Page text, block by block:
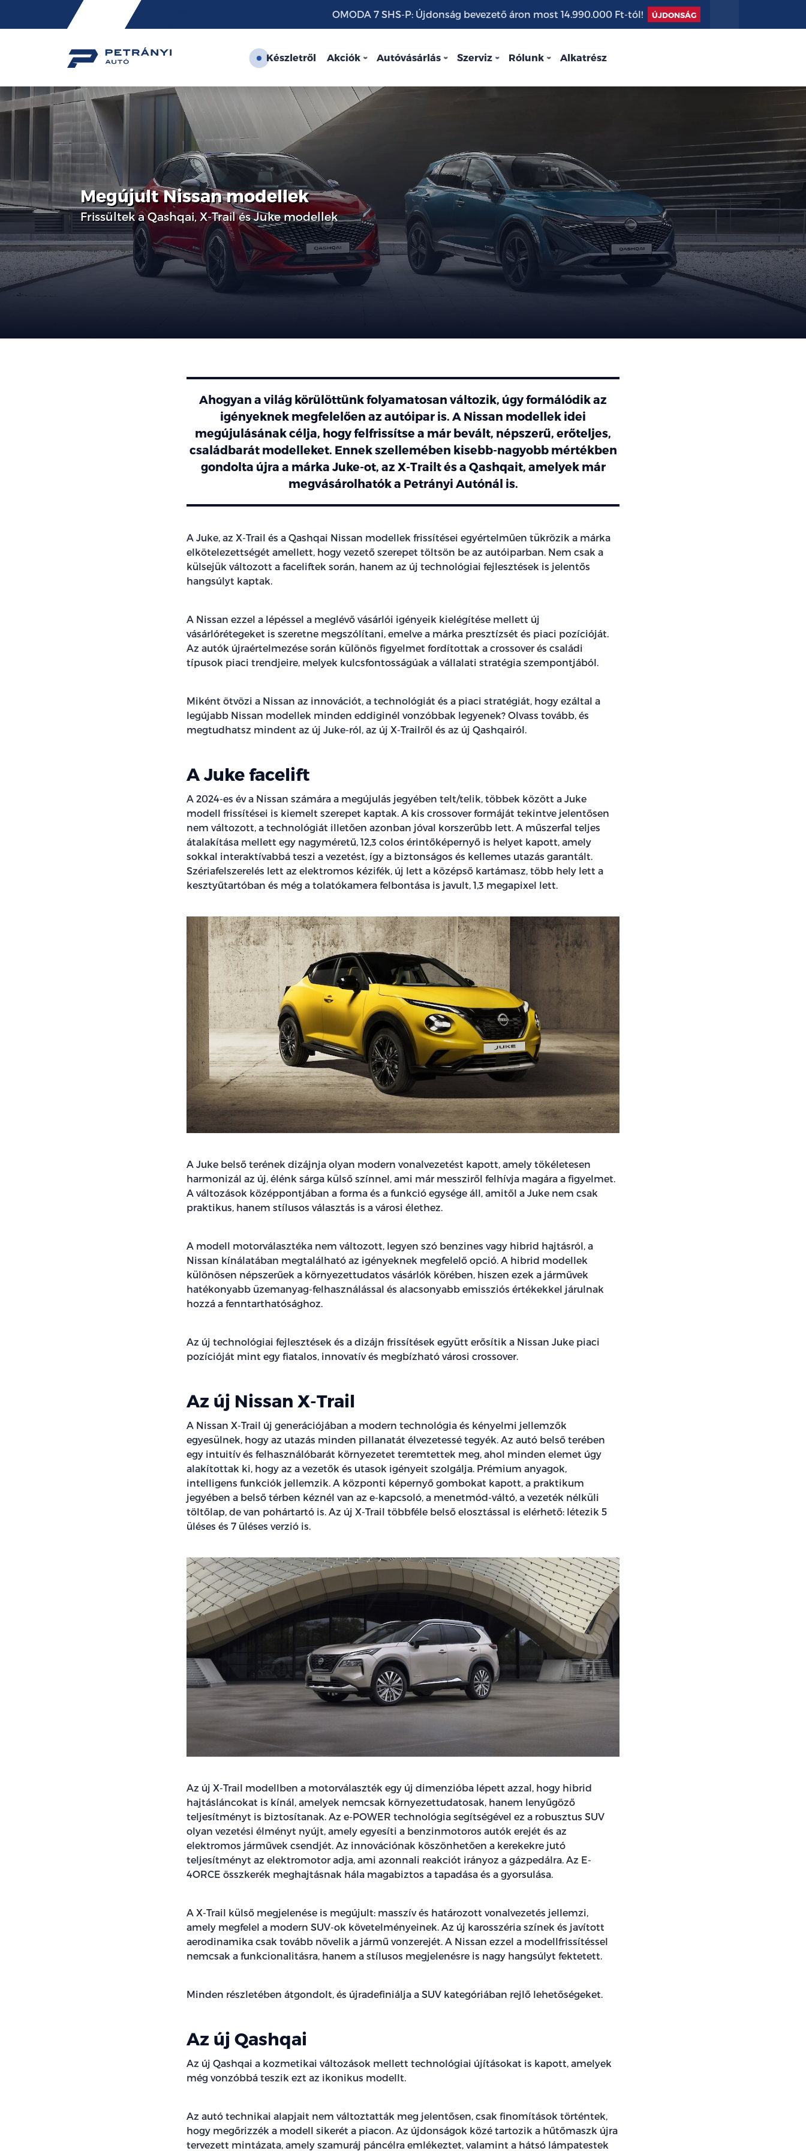
Friss
hírek
OMODA 7 SHS-P: Újdonság bevezető áron most 14.990.000 Ft-tól! ÚJDONSÁG
Készletről Akciók Autóvásárlás Szerviz Rólunk Alkatrész
Megújult Nissan modellek
Frissültek a Qashqai, X-Trail és Juke modellek
Ahogyan a világ körülöttünk folyamatosan változik, úgy formálódik az
igényeknek megfelelően az autóipar is. A Nissan modellek idei
megújulásának célja, hogy felfrissítse a már bevált, népszerű, erőteljes,
családbarát modelleket. Ennek szellemében kisebb-nagyobb mértékben
gondolta újra a márka Juke-ot, az X-Trailt és a Qashqait, amelyek már
megvásárolhatók a Petrányi Autónál is.
A Juke, az X-Trail és a Qashqai Nissan modellek frissítései egyértelműen tükrözik a márka
elkötelezettségét amellett, hogy vezető szerepet töltsön be az autóiparban. Nem csak a
külsejük változott a faceliftek során, hanem az új technológiai fejlesztések is jelentős
hangsúlyt kaptak.
A Nissan ezzel a lépéssel a meglévő vásárlói igényeik kielégítése mellett új
vásárlórétegeket is szeretne megszólítani, emelve a márka presztízsét és piaci pozícióját.
Az autók újraértelmezése során különös figyelmet fordítottak a crossover és családi
típusok piaci trendjeire, melyek kulcsfontosságúak a vállalati stratégia szempontjából.
Miként ötvözi a Nissan az innovációt, a technológiát és a piaci stratégiát, hogy ezáltal a
legújabb Nissan modellek minden eddiginél vonzóbbak legyenek? Olvass tovább, és
megtudhatsz mindent az új Juke-ról, az új X-Trailről és az új Qashqairól.
A Juke facelift
A 2024-es év a Nissan számára a megújulás jegyében telt/telik, többek között a Juke
modell frissítései is kiemelt szerepet kaptak. A kis crossover formáját tekintve jelentősen
nem változott, a technológiát illetően azonban jóval korszerűbb lett. A műszerfal teljes
átalakítása mellett egy nagyméretű, 12,3 colos érintőképernyő is helyet kapott, amely
sokkal interaktívabbá teszi a vezetést, így a biztonságos és kellemes utazás garantált.
Szériafelszerelés lett az elektromos kézifék, új lett a középső kartámasz, több hely lett a
kesztyűtartóban és még a tolatókamera felbontása is javult, 1,3 megapixel lett.
A Juke belső terének dizájnja olyan modern vonalvezetést kapott, amely tökéletesen
harmonizál az új, élénk sárga külső színnel, ami már messziről felhívja magára a figyelmet.
A változások középpontjában a forma és a funkció egysége áll, amitől a Juke nem csak
praktikus, hanem stílusos választás is a városi élethez.
A modell motorválasztéka nem változott, legyen szó benzines vagy hibrid hajtásról, a
Nissan kínálatában megtalálható az igényeknek megfelelő opció. A hibrid modellek
különösen népszerűek a környezettudatos vásárlók körében, hiszen ezek a járművek
hatékonyabb üzemanyag-felhasználással és alacsonyabb emissziós értékekkel járulnak
hozzá a fenntarthatósághoz.
Az új technológiai fejlesztések és a dizájn frissítések együtt erősítik a Nissan Juke piaci
pozícióját mint egy fiatalos, innovatív és megbízható városi crossover.
Az új Nissan X-Trail
A Nissan X-Trail új generációjában a modern technológia és kényelmi jellemzők
egyesülnek, hogy az utazás minden pillanatát élvezetessé tegyék. Az autó belső terében
egy intuitív és felhasználóbarát környezetet teremtettek meg, ahol minden elemet úgy
alakítottak ki, hogy az a vezetők és utasok igényeit szolgálja. Prémium anyagok,
intelligens funkciók jellemzik. A központi képernyő gombokat kapott, a praktikum
jegyében a belső térben kéznél van az e-kapcsoló, a menetmód-váltó, a vezeték nélküli
töltőlap, de van pohártartó is. Az új X-Trail többféle belső elosztással is elérhető: létezik 5
üléses és 7 üléses verzió is.
Az új X-Trail modellben a motorválaszték egy új dimenzióba lépett azzal, hogy hibrid
hajtásláncokat is kínál, amelyek nemcsak környezettudatosak, hanem lenyűgöző
teljesítményt is biztosítanak. Az e-POWER technológia segítségével ez a robusztus SUV
olyan vezetési élményt nyújt, amely egyesíti a benzinmotoros autók erejét és az
elektromos járművek csendjét. Az innovációnak köszönhetően a kerekekre jutó
teljesítményt az elektromotor adja, ami azonnali reakciót irányoz a gázpedálra. Az E-
4ORCE összkerék meghajtásnak hála magabiztos a tapadása és a gyorsulása.
A X-Trail külső megjelenése is megújult: masszív és határozott vonalvezetés jellemzi,
amely megfelel a modern SUV-ok követelményeinek. Az új karosszéria színek és javított
aerodinamika csak tovább növelik a jármű vonzerejét. A Nissan ezzel a modellfrissítéssel
nemcsak a funkcionalitásra, hanem a stílusos megjelenésre is nagy hangsúlyt fektetett.
Minden részletében átgondolt, és újradefiniálja a SUV kategóriában rejlő lehetőségeket.
Az új Qashqai
Az új Qashqai a kozmetikai változások mellett technológiai újításokat is kapott, amelyek
még vonzóbbá teszik ezt az ikonikus modellt.
Az autó technikai alapjait nem változtatták meg jelentősen, csak finomítások történtek,
hogy megőrizzék a modell sikerét a piacon. Az újdonságok közé tartozik a hűtőmaszk újra
tervezett mintázata, amely szamuráj páncélra emlékeztet, valamint a hátsó lámpatestek